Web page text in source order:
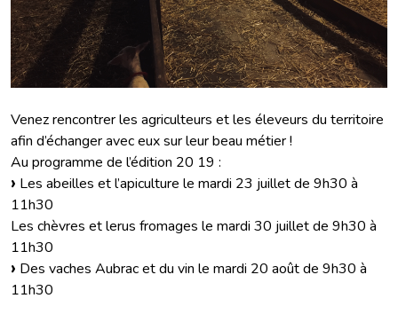
Venez rencontrer les agriculteurs et les éleveurs du territoire
afin d’échanger avec eux sur leur beau métier !
Au programme de l’édition 20 19 :
Les abeilles et l’apiculture le mardi 23 juillet de 9h30 à
11h30
Les chèvres et lerus fromages le mardi 30 juillet de 9h30 à
11h30
Des vaches Aubrac et du vin le mardi 20 août de 9h30 à
11h30